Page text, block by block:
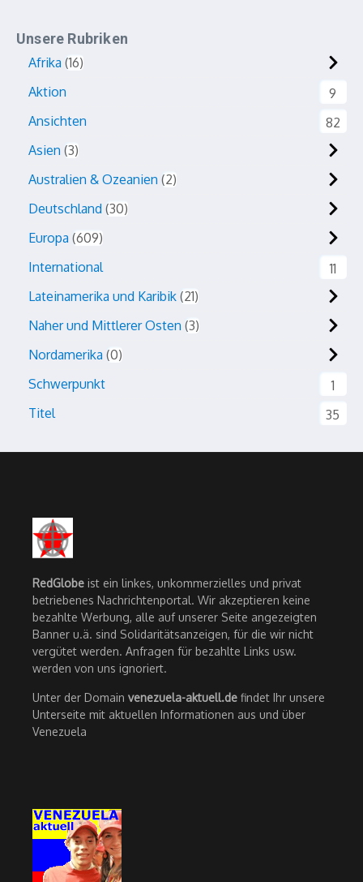
Unsere Rubriken
Afrika 16
Aktion
9
Ansichten
82
Asien 3
Australien & Ozeanien 2
Deutschland 30
Europa 609
International
11
Lateinamerika und Karibik 21
Naher und Mittlerer Osten 3
Nordamerika 0
Schwerpunkt
1
Titel
35
RedGlobe ist ein linkes, unkommerzielles und privat
betriebenes Nachrichtenportal. Wir akzeptieren keine
bezahlte Werbung, alle auf unserer Seite angezeigten
Banner u.ä. sind Solidaritätsanzeigen, für die wir nicht
vergütet werden. Anfragen für bezahlte Links usw.
werden von uns ignoriert.
Unter der Domain venezuela-aktuell.de findet Ihr unsere
Unterseite mit aktuellen Informationen aus und über
Venezuela